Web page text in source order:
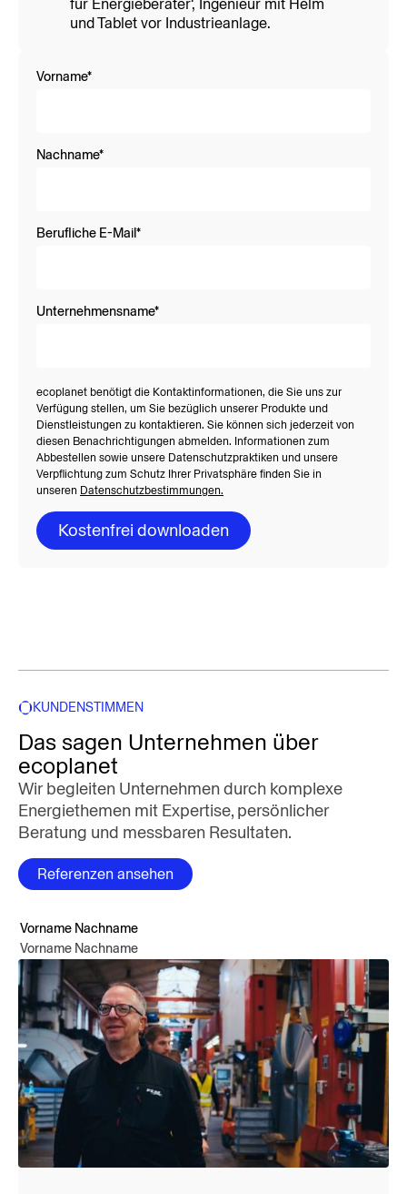
Vorname*
Nachname*
Berufliche E-Mail*
Unternehmensname*
ecoplanet benötigt die Kontaktinformationen, die Sie uns zur
Verfügung stellen, um Sie bezüglich unserer Produkte und
Dienstleistungen zu kontaktieren. Sie können sich jederzeit von
diesen Benachrichtigungen abmelden. Informationen zum
Abbestellen sowie unsere Datenschutzpraktiken und unsere
Verpflichtung zum Schutz Ihrer Privatsphäre finden Sie in
unseren Datenschutzbestimmungen.
KUNDENSTIMMEN
Das sagen Unternehmen über
ecoplanet
Wir begleiten Unternehmen durch komplexe
Energiethemen mit Expertise, persönlicher
Beratung und messbaren Resultaten.
Referenzen ansehen
Vorname Nachname
Vorname Nachname